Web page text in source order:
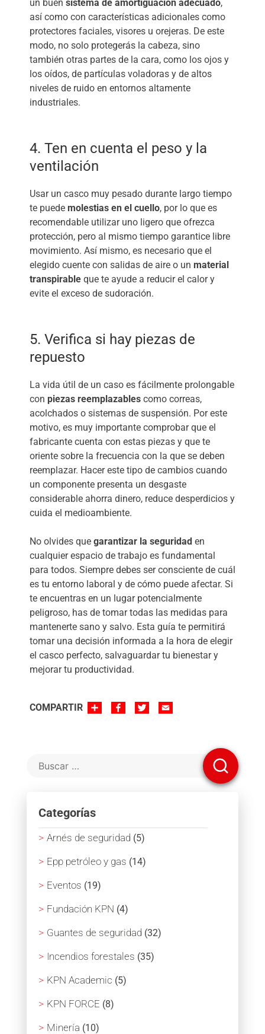
un buen sistema de amortiguación adecuado,
así como con características adicionales como
protectores faciales, visores u orejeras. De este
modo, no solo protegerás la cabeza, sino
también otras partes de la cara, como los ojos y
los oídos, de partículas voladoras y de altos
niveles de ruido en entornos altamente
industriales.
4. Ten en cuenta el peso y la
ventilación
Usar un casco muy pesado durante largo tiempo
te puede molestias en el cuello, por lo que es
recomendable utilizar uno ligero que ofrezca
protección, pero al mismo tiempo garantice libre
movimiento. Así mismo, es necesario que el
elegido cuente con salidas de aire o un material
transpirable que te ayude a reducir el calor y
evite el exceso de sudoración.
5. Verifica si hay piezas de
repuesto
La vida útil de un caso es fácilmente prolongable
con piezas reemplazables como correas,
acolchados o sistemas de suspensión. Por este
motivo, es muy importante comprobar que el
fabricante cuenta con estas piezas y que te
oriente sobre la frecuencia con la que se deben
reemplazar. Hacer este tipo de cambios cuando
un componente presenta un desgaste
considerable ahorra dinero, reduce desperdicios y
cuida el medioambiente.
No olvides que garantizar la seguridad en
cualquier espacio de trabajo es fundamental
para todos. Siempre debes ser consciente de cuál
es tu entorno laboral y de cómo puede afectar. Si
te encuentras en un lugar potencialmente
peligroso, has de tomar todas las medidas para
mantenerte sano y salvo. Esta guía te permitirá
tomar una decisión informada a la hora de elegir
el casco perfecto, salvaguardar tu bienestar y
mejorar tu productividad.
COMPARTIR SHARE FACEBOOK
TWITTER
Categorías
Arnés de seguridad (5)
Epp petróleo y gas (14)
Eventos (19)
Fundación KPN (4)
Guantes de seguridad (32)
Incendios forestales (35)
KPN Academic (5)
KPN FORCE (8)
Minería (10)